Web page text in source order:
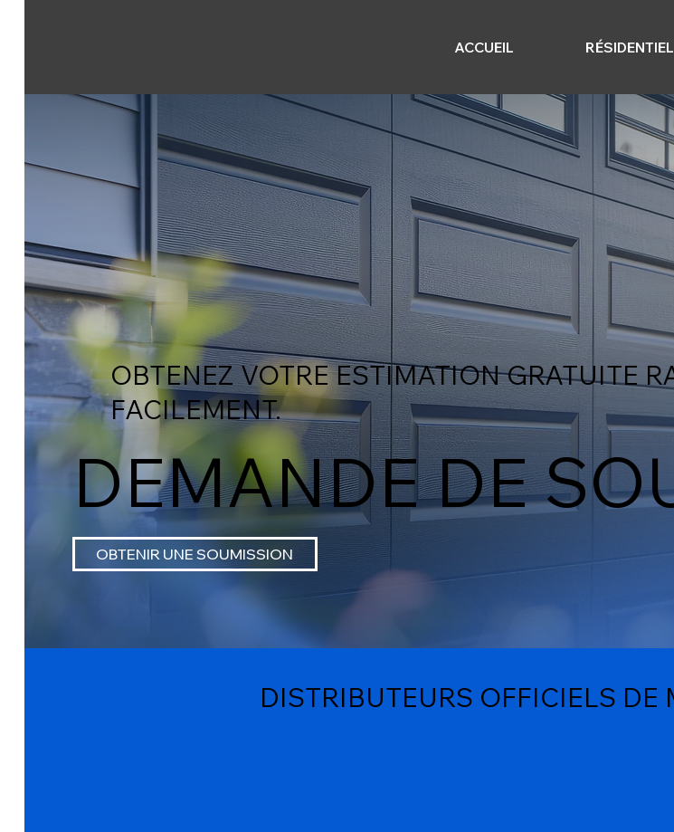
ACCUEIL RÉSIDENTIEL
OBTENEZ VOTRE ESTIMATION GRATUITE
FACILEMENT.
DEMANDE DE
OBTENIR UNE SOUMISSION
DISTRIBUTEURS OFFICIELS DE